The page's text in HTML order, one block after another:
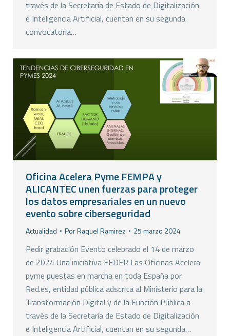
través de la Secretaría de Estado de Digitalización
e Inteligencia Artificial, cuentan en su segunda
convocatoria…
Oficina Acelera Pyme FEMPA y
ALICANTEC unen fuerzas para proteger
los datos empresariales en un nuevo
evento sobre ciberseguridad
Actualidad PorRaquel Ramirez 25 marzo 2024
Pedir grabación Evento celebrado el 14 de marzo
de 2024 Una iniciativa FEDER Las Oficinas Acelera
pyme puestas en marcha en toda España por
Red.es, entidad pública adscrita al Ministerio para la
Transformación Digital y de la Función Pública a
través de la Secretaría de Estado de Digitalización
e Inteligencia Artificial, cuentan en su segunda…